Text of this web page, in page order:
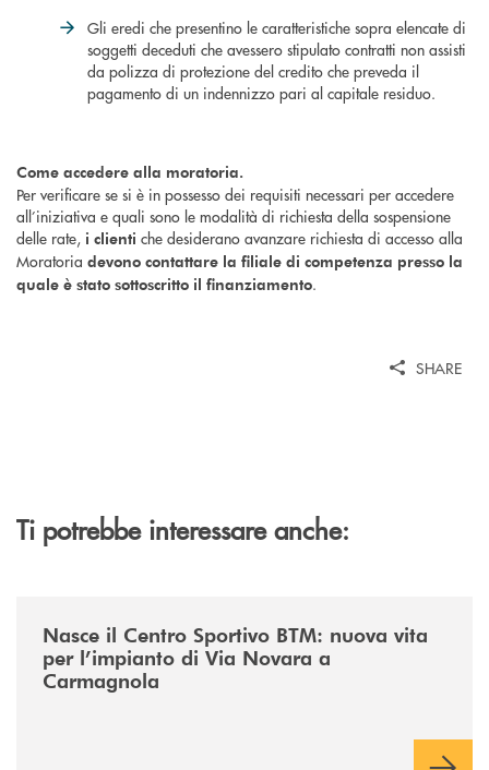
Gli eredi che presentino le caratteristiche sopra elencate di
soggetti deceduti che avessero stipulato contratti non assisti
da polizza di protezione del credito che preveda il
pagamento di un indennizzo pari al capitale residuo.
Come accedere alla moratoria.
Per verificare se si è in possesso dei requisiti necessari per accedere
all’iniziativa e quali sono le modalità di richiesta della sospensione
delle rate, i clienti che desiderano avanzare richiesta di accesso alla
Moratoria devono contattare la filiale di competenza presso la
quale è stato sottoscritto il finanziamento.
SHARE
Ti potrebbe interessare anche:
Nasce il Centro Sportivo BTM: nuova vita
per l’impianto di Via Novara a
Carmagnola